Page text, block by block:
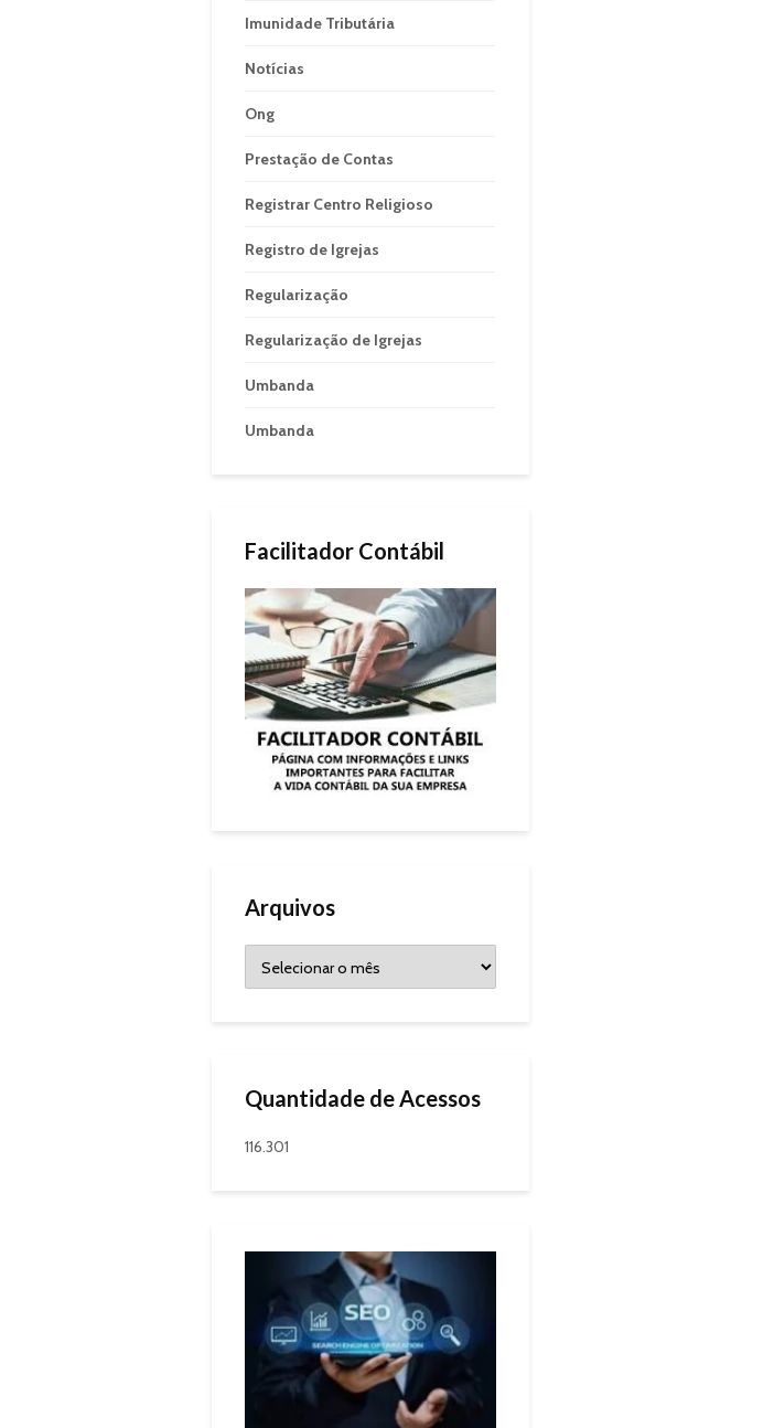
Imunidade Tributária
Notícias
Ong
Prestação de Contas
Registrar Centro Religioso
Registro de Igrejas
Regularização
Regularização de Igrejas
Umbanda
Umbanda
Facilitador Contábil
Arquivos
Quantidade de Acessos
116.301